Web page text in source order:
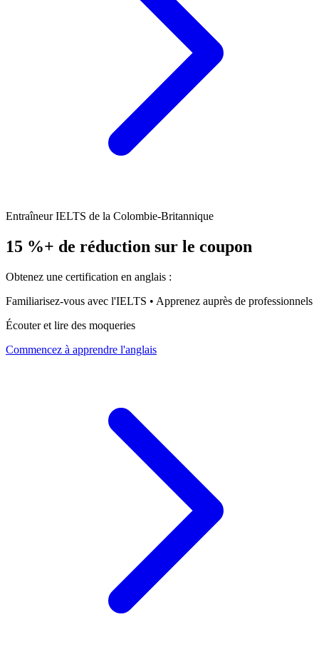
Entraîneur IELTS de la Colombie-Britannique
15 %+ de réduction sur le coupon
Obtenez une certification en anglais :
Familiarisez-vous avec l'IELTS • Apprenez auprès de professionnels
Écouter et lire des moqueries
Commencez à apprendre l'anglais